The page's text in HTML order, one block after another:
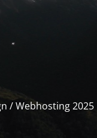
/ Webhosting 2025